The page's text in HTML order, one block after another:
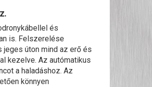
és
is. Felszerelése
úton mind az erő és
kezelve. Az autómatikus
a haladáshoz. Az
könnyen